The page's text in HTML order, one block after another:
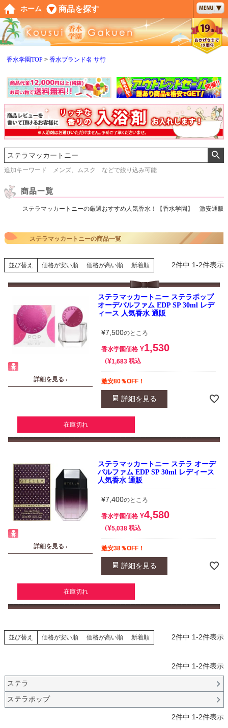
香水学園TOP 香水ブランド名 サ行
追加キーワード メンズ、ムスク などで絞り込み可能
ステラマッカートニーの厳選おすすめ人気香水！【香水学園】 激安通販
ステラマッカートニーの商品一覧
並び替え 価格が安い順 価格が高い順 新着順 2件中 1-2件表示
詳細を見る ›
ステラマッカートニー ステラポップ
オーデパルファム EDP SP 30ml レデ
ィース 人気香水 通販
¥7,500のところ
香水学園価格 ¥1,530
¥1,683 税込
激安80％OFF！
詳細を見る
在庫切れ
詳細を見る ›
ステラマッカートニー ステラ オーデ
パルファム EDP SP 30ml レディース
人気香水 通販
¥7,400のところ
香水学園価格 ¥4,580
¥5,038 税込
激安38％OFF！
詳細を見る
在庫切れ
並び替え 価格が安い順 価格が高い順 新着順 2件中 1-2件表示
2件中 1-2件表示
ステラ
ステラポップ
2件中 1-2件表示
ペー
ジト
ップ
へ
ホーム 商品を探す